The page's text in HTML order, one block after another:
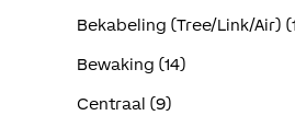
Bekabeling (Tree/Link/Air)
Bewaking (14)
Centraal (9)